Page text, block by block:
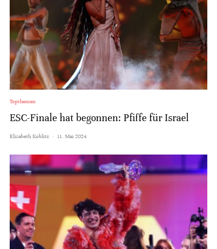
Topthemen
ESC-Finale hat begonnen: Pfiffe für Israel
Elisabeth Koblitz · 11. Mai 2024